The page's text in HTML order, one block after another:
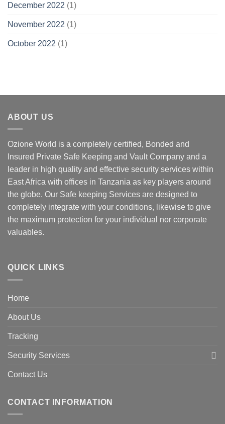
December 2022 (1)
November 2022 (1)
October 2022 (1)
ABOUT US
Ozione World is a completely certified, Bonded and
Insured Private Safe Keeping and Vault Company and a
leader in high quality and effective security services within
East Africa with offices in Tanzania as key players around
the globe. Our Safe keeping Services are designed to
completely integrate with your conditions, likewise to give
the maximum protection for your individual nor corporate
valuables.
QUICK LINKS
Home
About Us
Tracking
Security Services
Contact Us
CONTACT INFORMATION